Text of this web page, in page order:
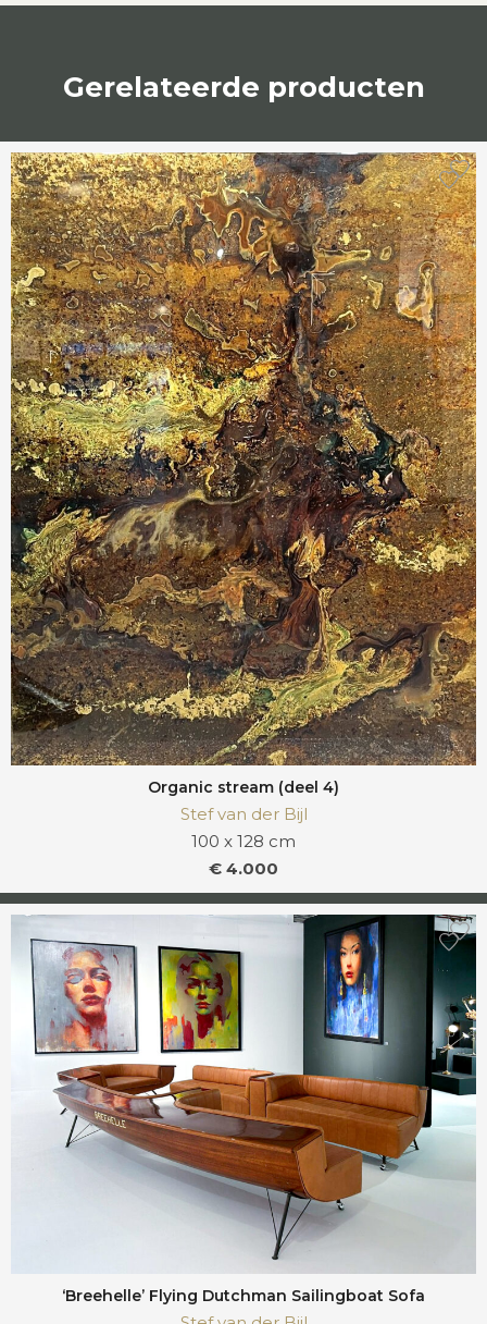
Gerelateerde producten
Organic stream (deel 4)
Stef van der Bijl
100 x 128 cm
€ 4.000
‘Breehelle’ Flying Dutchman Sailingboat Sofa